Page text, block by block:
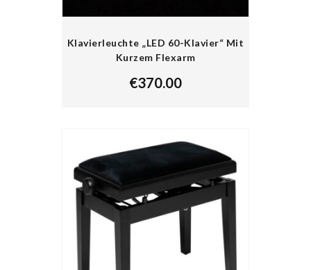
Klavierleuchte „LED 60-Klavier“ Mit
Kurzem Flexarm
€370.00